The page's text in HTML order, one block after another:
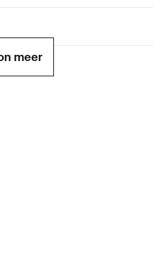
Nee
Nee
144
meer